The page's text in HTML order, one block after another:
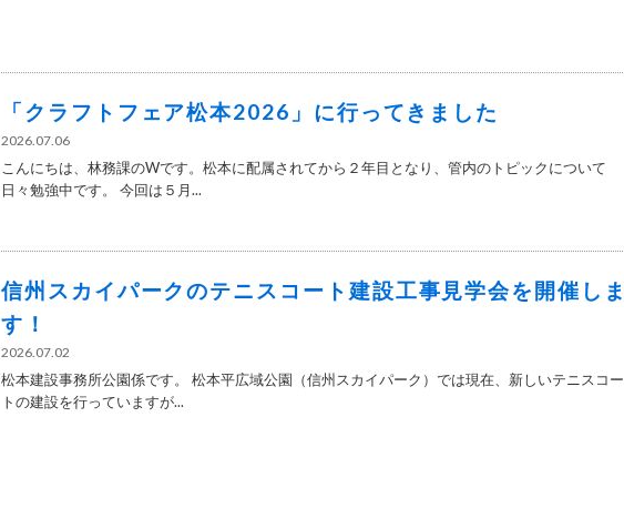
「クラフトフェア松本2026」に行ってきました
2026.07.06
こんにちは、林務課のWです。松本に配属されてから２年目となり、管内のトピックについて
日々勉強中です。 今回は５月...
信州スカイパークのテニスコート建設工事見学会を開催しま
す！
2026.07.02
松本建設事務所公園係です。 松本平広域公園（信州スカイパーク）では現在、新しいテニスコー
トの建設を行っていますが...